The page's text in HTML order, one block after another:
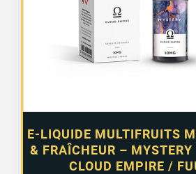
E-LIQUIDE MULTIFRUITS
& FRAÎCHEUR –
CLOUD EMPIRE /